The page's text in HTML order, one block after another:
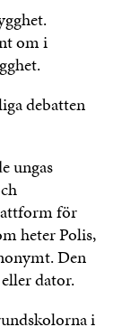
om i
debatten
ungas
för
heter Polis,
Den
dator.
i